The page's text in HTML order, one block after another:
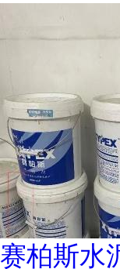
赛柏斯水